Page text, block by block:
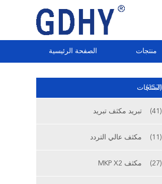
الصفحة الرئيسية منتجات
المنتجات(357)
تبريد مكثف تبريد (41)
مكثف عالي التردد (11)
مكثف MKP X2 (27)